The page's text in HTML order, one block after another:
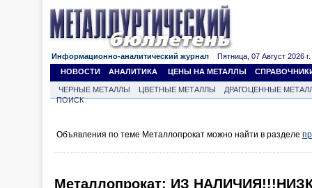
Информационно-аналитический журнал Пятница, 07 Август 2026 г.
НОВОСТИ
АНАЛИТИКА ЦЕНЫ НА МЕТАЛЛЫ
ЧЕРНЫЕ МЕТАЛЛЫ ЦВЕТНЫЕ МЕТАЛЛЫ
ДРАГОЦЕННЫЕ
ПОИСК
Объявления по теме Металлопрокат можно найти в разделе
Металлопрокат: ИЗ